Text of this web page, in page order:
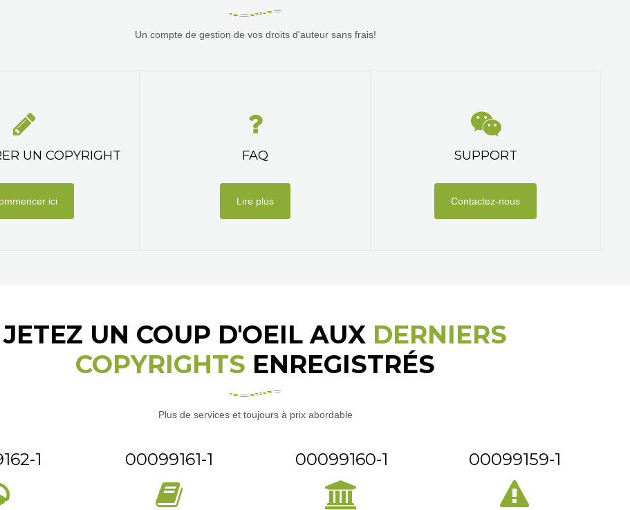
Un compte de gestion de vos droits d'auteur sans frais!
UN COPYRIGHT
ici
FAQ
Lire plus
SUPPORT
Contactez-nous
JETEZ UN COUP D'OEIL AUX DERNIERS
COPYRIGHTS ENREGISTRÉS
Plus de services et toujours à prix abordable
1 00099161-1 00099160-1 00099159-1